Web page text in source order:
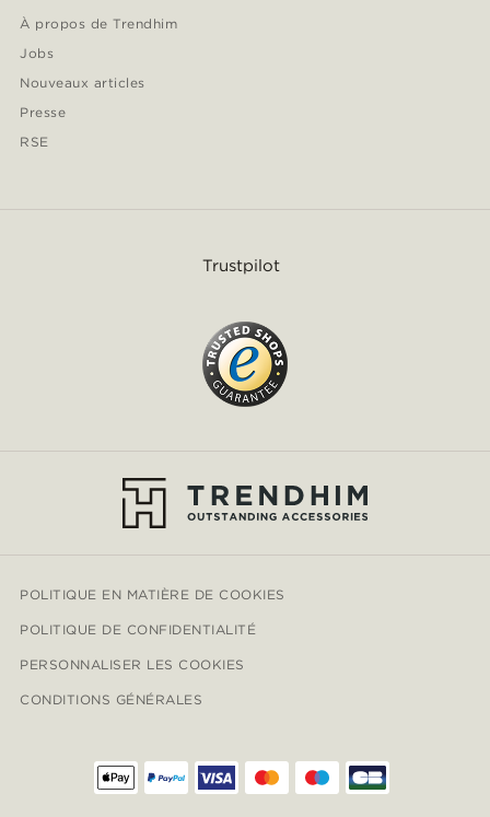
À propos de Trendhim
Jobs
Nouveaux articles
Presse
RSE
Trustpilot
POLITIQUE EN MATIÈRE DE COOKIES
POLITIQUE DE CONFIDENTIALITÉ
PERSONNALISER LES COOKIES
CONDITIONS GÉNÉRALES